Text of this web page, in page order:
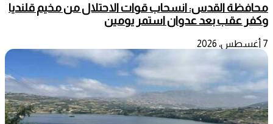
محافظة القدس: انسحاب قوات الاحتلال من مخيم قلنديا
وكفر عقب بعد عدوان استمر يومين
7 أغسطس، 2026